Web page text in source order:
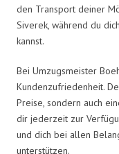
den Transport deiner
Siverek, während du
kannst.
Bei Umzugsmeister
Kundenzufriedenheit.
Preise, sondern auch
dir jederzeit zur
und dich bei allen
unterstützen.